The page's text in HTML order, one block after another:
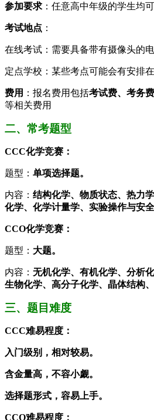
参加要求 ：任意高中年级的学生均可
考试地点 ：
在线考试：需要具备带有摄像头的
定点学校：某些考点可能会有安排
费用 ：报名费用包括考试费、考务
等相关费用
二、常考题型
CCC化学竞赛：
题型： 单项选择题。
内容： 结构化学、物质状态、热力
化学、化学计量学、实验操作与安
CCO化学竞赛：
题型： 大题。
内容： 无机化学、有机化学、分析
生物化学、高分子化学、晶体结构
三、题目难度
CCC难易程度：
入门级别，相对较易。
含金量高，不容小觑。
选择题形式，容易上手。
CCO难易程度：